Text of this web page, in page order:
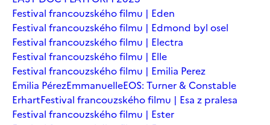
Festival francouzského filmu | Eden
Festival francouzského filmu | Edmond byl osel
Festival francouzského filmu | Electra
Festival francouzského filmu | Elle
Festival francouzského filmu | Emilia Perez
Emilia PérezEmmanuelleEOS: Turner & Constable
ErhartFestival francouzského filmu | Esa z pralesa
Festival francouzského filmu | Ester